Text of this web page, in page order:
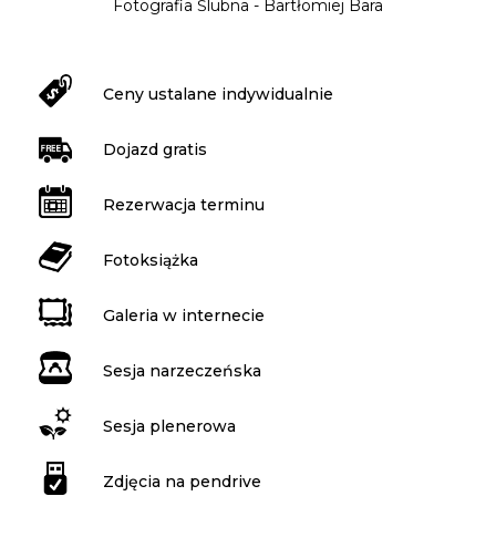
Fotografia Ślubna - Bartłomiej Bara
Ceny ustalane indywidualnie
Dojazd gratis
Rezerwacja terminu
Fotoksiążka
Galeria w internecie
Sesja narzeczeńska
Sesja plenerowa
Zdjęcia na pendrive